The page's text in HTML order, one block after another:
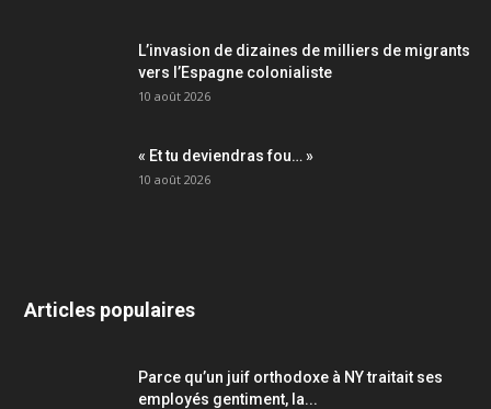
L’invasion de dizaines de milliers de migrants
vers l’Espagne colonialiste
10 août 2026
« Et tu deviendras fou… »
10 août 2026
Articles populaires
Parce qu’un juif orthodoxe à NY traitait ses
employés gentiment, la...